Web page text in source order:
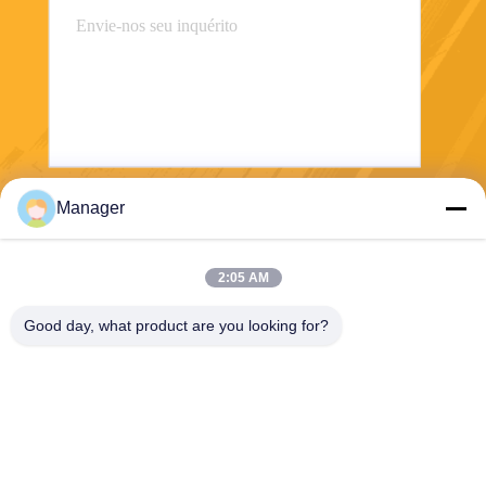
Manager
2:05 AM
Good day, what product are you looking for?